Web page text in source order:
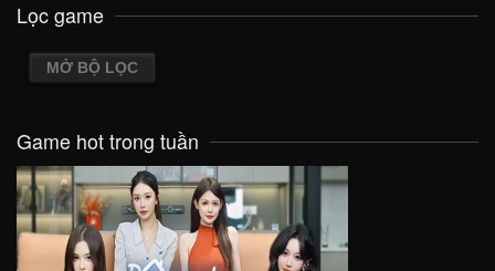
Lọc game
MỞ BỘ LỌC
Game hot trong tuần
VIEW